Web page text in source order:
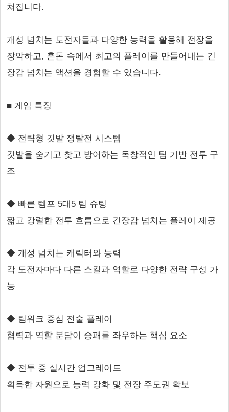
쳐집니다.
개성 넘치는 도전자들과 다양한 능력을 활용해 전장을
장악하고, 혼돈 속에서 최고의 플레이를 만들어내는 긴
장감 넘치는 액션을 경험할 수 있습니다.
■ 게임 특징
◆ 전략형 깃발 쟁탈전 시스템
깃발을 숨기고 찾고 방어하는 독창적인 팀 기반 전투 구
조
◆ 빠른 템포 5대5 팀 슈팅
짧고 강렬한 전투 흐름으로 긴장감 넘치는 플레이 제공
◆ 개성 넘치는 캐릭터와 능력
각 도전자마다 다른 스킬과 역할로 다양한 전략 구성 가
능
◆ 팀워크 중심 전술 플레이
협력과 역할 분담이 승패를 좌우하는 핵심 요소
◆ 전투 중 실시간 업그레이드
획득한 자원으로 능력 강화 및 전장 주도권 확보